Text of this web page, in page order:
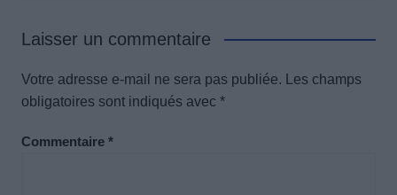
Laisser un commentaire
Votre adresse e-mail ne sera pas publiée.
Les champs
obligatoires sont indiqués avec *
Commentaire *